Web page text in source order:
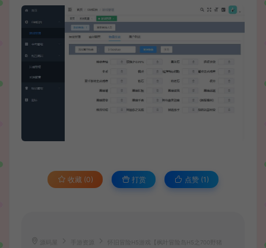
收藏 (0) 打赏 点赞 (1 )
手游资源 怀旧冒险H5游戏【枫叶冒险岛H5之700野猪